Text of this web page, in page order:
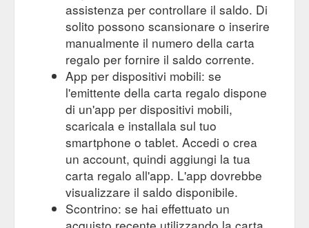
assistenza per controllare il saldo. Di
solito possono scansionare o inserire
manualmente il numero della carta
regalo per fornire il saldo corrente.
App per dispositivi mobili: se
l'emittente della carta regalo dispone
di un'app per dispositivi mobili,
scaricala e installala sul tuo
smartphone o tablet. Accedi o crea
un account, quindi aggiungi la tua
carta regalo all'app. L'app dovrebbe
visualizzare il saldo disponibile.
Scontrino: se hai effettuato un